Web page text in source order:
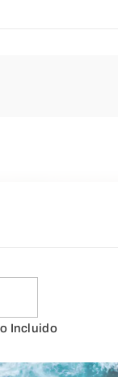
Incluido